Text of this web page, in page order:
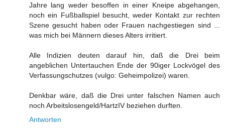
Jahre lang weder besoffen in einer Kneipe abgehangen,
noch ein Fußballspiel besucht, weder Kontakt zur rechten
Szene gesucht haben oder Frauen nachgestiegen sind ...
was mich bei Männern dieses Alters irritiert.
Alle Indizien deuten darauf hin, daß die Drei beim
angeblichen Untertauchen Ende der 90iger Lockvögel des
Verfassungschutzes (vulgo: Geheimpolizei) waren.
Denkbar wäre, daß die Drei unter falschen Namen auch
noch Arbeitslosengeld/HartzIV beziehen durften.
Antworten